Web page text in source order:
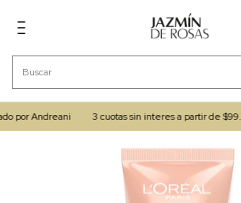
Andreani 3 cuotas sin interes a partir de $99.000